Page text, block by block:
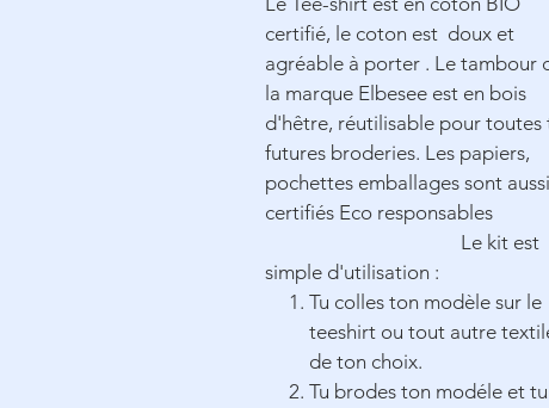
certifié, le coton est doux et
agréable à porter . Le tambour
la marque Elbesee est en bois
d'hêtre, réutilisable pour toutes
futures broderies. Les papiers,
pochettes emballages sont aussi
certifiés Eco responsables
Le kit est
simple d'utilisation :
Tu colles ton modèle sur le
teeshirt ou tout autre
de ton choix.
Tu brodes ton modéle et tu